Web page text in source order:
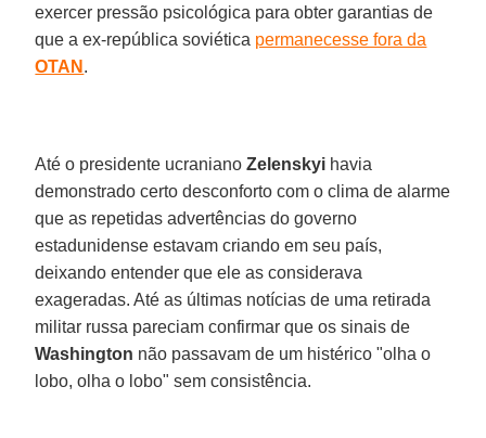
exercer pressão psicológica para obter garantias de
que a ex-república soviética permanecesse fora da
OTAN .
Até o presidente ucranianoZelenskyi havia
demonstrado certo desconforto com o clima de alarme
que as repetidas advertências do governo
estadunidense estavam criando em seu país,
deixando entender que ele as considerava
exageradas. Até as últimas notícias de uma retirada
militar russa pareciam confirmar que os sinais de
Washington não passavam de um histérico "olha o
lobo, olha o lobo" sem consistência.